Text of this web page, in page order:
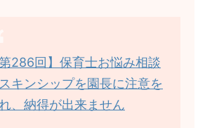
第286回】保育士お悩み相談
スキンシップを園長に注意を
、納得が出来ません